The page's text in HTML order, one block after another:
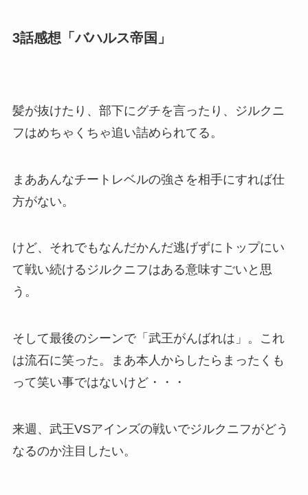
3話感想「バハルス帝国」
髪が抜けたり、部下にグチを言ったり、ジルクニ
フはめちゃくちゃ追い詰められてる。
まああんなチートレベルの強さを相手にすれば仕
方がない。
けど、それでもなんだかんだ逃げずにトップにい
て戦い続けるジルクニフはある意味すごいと思
う。
そして最後のシーンで「武王がんばれは」。これ
は流石に笑った。まあ本人からしたらまったくも
って笑い事ではないけど・・・
来週、武王VSアインズの戦いでジルクニフがどう
なるのか注目したい。